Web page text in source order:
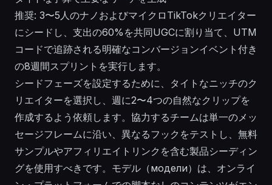
推奨: 3〜5人のナノおよびマイクロTikTokクリエイター
にシードし、支出の60%を共同UGCに割り当て、UTM
コードで追跡される明確なコンバージョンイベント付き
の8週間スプリントを実行します。
シードフェーズを設定するために、タイトなニッチのク
リエイターを選択し、週に2〜4つの自然なクリップを
作成するよう依頼します。協力するチームは単一のメッ
セージフレームに沿い、異なるフックをテストし、無料
サンプルやアフィリエイトリンクを含む製品シーディン
グを使用すべきです。モデル（модели）は、オンライ